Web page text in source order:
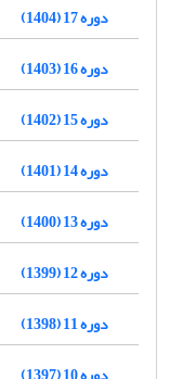
دوره 17 (1404)
دوره 16 (1403)
دوره 15 (1402)
دوره 14 (1401)
دوره 13 (1400)
دوره 12 (1399)
دوره 11 (1398)